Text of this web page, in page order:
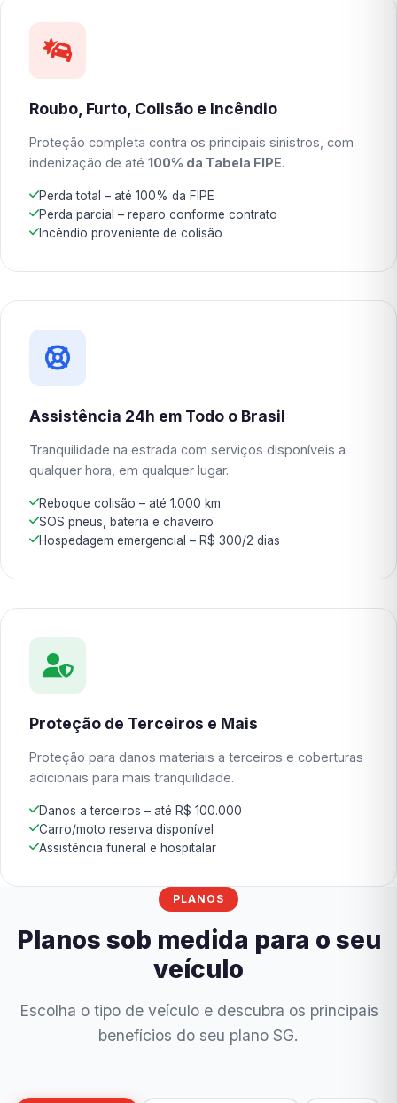
Roubo, Furto, Colisão e Incêndio
Proteção completa contra os principais sinistros, com
indenização de até 100% da Tabela FIPE.
Perda total – até 100% da FIPE
Perda parcial – reparo conforme contrato
Incêndio proveniente de colisão
Assistência 24h em Todo o Brasil
Tranquilidade na estrada com serviços disponíveis a
qualquer hora, em qualquer lugar.
Reboque colisão – até 1.000 km
SOS pneus, bateria e chaveiro
Hospedagem emergencial – R$ 300/2 dias
Proteção de Terceiros e Mais
Proteção para danos materiais a terceiros e coberturas
adicionais para mais tranquilidade.
Danos a terceiros – até R$ 100.000
Carro/moto reserva disponível
Assistência funeral e hospitalar
PLANOS
Planos sob medida para o seu
veículo
Escolha o tipo de veículo e descubra os principais
benefícios do seu plano SG.